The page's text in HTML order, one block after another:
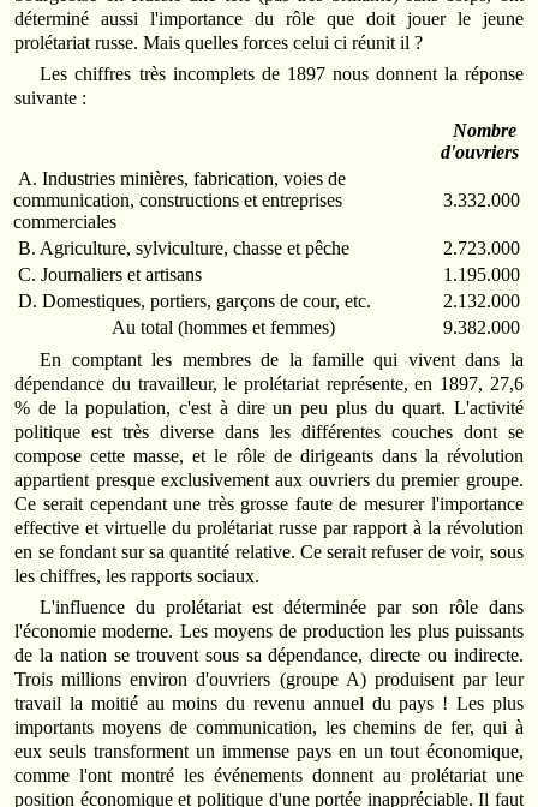
déterminé aussi l'importance du rôle que doit jouer le jeune
prolétariat russe. Mais quelles forces celui ci réunit il ?
Les chiffres très incomplets de 1897 nous donnent la réponse
suivante :
Nombre
d'ouvriers
A. Industries minières, fabrication, voies de
communication, constructions et entreprises
commerciales
3.332.000
B. Agriculture, sylviculture, chasse et pêche
2.723.000
C. Journaliers et artisans
1.195.000
D. Domestiques, portiers, garçons de cour, etc.
2.132.000
Au total (hommes et femmes)
9.382.000
En comptant les membres de la famille qui vivent dans la
dépendance du travailleur, le prolétariat représente, en 1897, 27,6
% de la population, c'est à dire un peu plus du quart. L'activité
politique est très diverse dans les différentes couches dont se
compose cette masse, et le rôle de dirigeants dans la révolution
appartient presque exclusivement aux ouvriers du premier groupe.
Ce serait cependant une très grosse faute de mesurer l'importance
effective et virtuelle du prolétariat russe par rapport à la révolution
en se fondant sur sa quantité relative. Ce serait refuser de voir, sous
les chiffres, les rapports sociaux.
L'influence du prolétariat est déterminée par son rôle dans
l'économie moderne. Les moyens de production les plus puissants
de la nation se trouvent sous sa dépendance, directe ou indirecte.
Trois millions environ d'ouvriers (groupe A) produisent par leur
travail la moitié au moins du revenu annuel du pays ! Les plus
importants moyens de communication, les chemins de fer, qui à
eux seuls transforment un immense pays en un tout économique,
comme l'ont montré les événements donnent au prolétariat une
position économique et politique d'une portée inappréciable. Il faut